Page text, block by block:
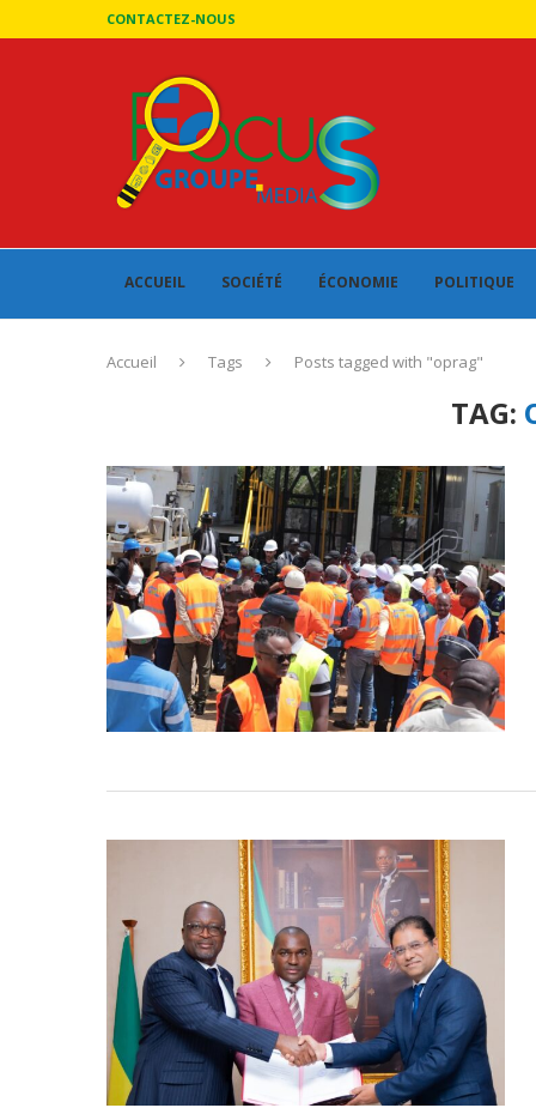
CONTACTEZ-NOUS
ACCUEIL SOCIÉTÉ ÉCONOMIE POLITIQUE
Accueil Tags Posts tagged with "oprag"
TAG: